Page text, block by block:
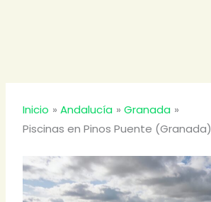
Inicio Andalucía
Granada
Piscinas en Pinos Puente (Granada)